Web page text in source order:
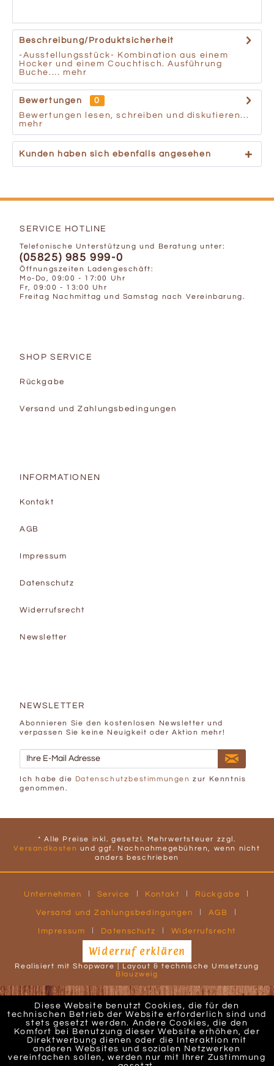
Beschreibung/Produktsicherheit
-Ausstellungsstück- Kombination aus einem
Hocker und einem Couchtisch. Ausführung
Buche.... mehr
Bewertungen
0
Bewertungen lesen, schreiben und diskutieren...
mehr
Kunden haben sich ebenfalls angesehen
SERVICE HOTLINE
Telefonische Unterstützung und Beratung unter:
(05825) 985 999-0
Öffnungszeiten Ladengeschäft:
Mo-Do, 09:00 - 17:00 Uhr
Fr, 09:00 - 13:00 Uhr
Freitag Nachmittag und Samstag nach Vereinbarung.
SHOP SERVICE
Rückgabe
Versand und Zahlungsbedingungen
INFORMATIONEN
Kontakt
AGB
Impressum
Datenschutz
Widerrufsrecht
Newsletter
NEWSLETTER
Abonnieren Sie den kostenlosen Newsletter und
verpassen Sie keine Neuigkeit oder Aktion mehr!
Ich habe die Datenschutzbestimmungen zur Kenntnis
genommen.
* Alle Preise inkl. gesetzl. Mehrwertsteuer zzgl.
Versandkosten und ggf. Nachnahmegebühren, wenn nicht
anders beschrieben
Unternehmen Service Kontakt Rückgabe
Versand und Zahlungsbedingungen AGB
Impressum Datenschutz Widerrufsrecht
Widerruf erklären
Realisiert mit Shopware | Layout & technische Umsetzung
Blauzweig
Diese Website benutzt Cookies, die für den
technischen Betrieb der Website erforderlich sind und
stets gesetzt werden. Andere Cookies, die den
Komfort bei Benutzung dieser Website erhöhen, der
Direktwerbung dienen oder die Interaktion mit
anderen Websites und sozialen Netzwerken
vereinfachen sollen, werden nur mit Ihrer Zustimmung